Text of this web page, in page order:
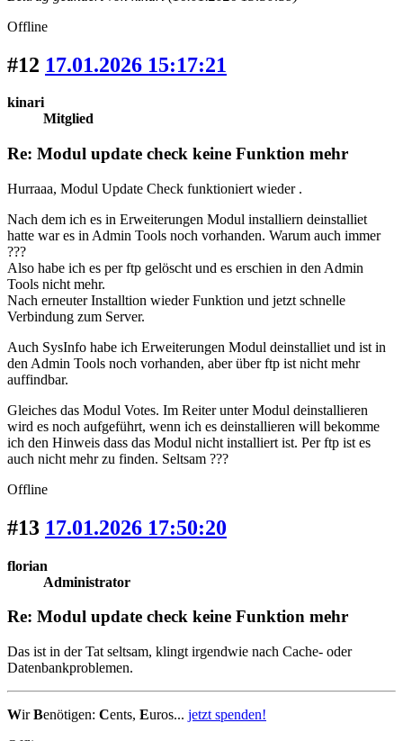
Offline
#12 17.01.2026 15:17:21
kinari
Mitglied
Re: Modul update check keine Funktion mehr
Hurraaa, Modul Update Check funktioniert wieder .
Nach dem ich es in Erweiterungen Modul installiern deinstalliet
hatte war es in Admin Tools noch vorhanden. Warum auch immer
???
Also habe ich es per ftp gelöscht und es erschien in den Admin
Tools nicht mehr.
Nach erneuter Installtion wieder Funktion und jetzt schnelle
Verbindung zum Server.
Auch SysInfo habe ich Erweiterungen Modul deinstalliet und ist in
den Admin Tools noch vorhanden, aber über ftp ist nicht mehr
auffindbar.
Gleiches das Modul Votes. Im Reiter unter Modul deinstallieren
wird es noch aufgeführt, wenn ich es deinstallieren will bekomme
ich den Hinweis dass das Modul nicht installiert ist. Per ftp ist es
auch nicht mehr zu finden. Seltsam ???
Offline
#13 17.01.2026 17:50:20
florian
Administrator
Re: Modul update check keine Funktion mehr
Das ist in der Tat seltsam, klingt irgendwie nach Cache- oder
Datenbankproblemen.
WirBenötigen: Cents, Euros... jetzt spenden!